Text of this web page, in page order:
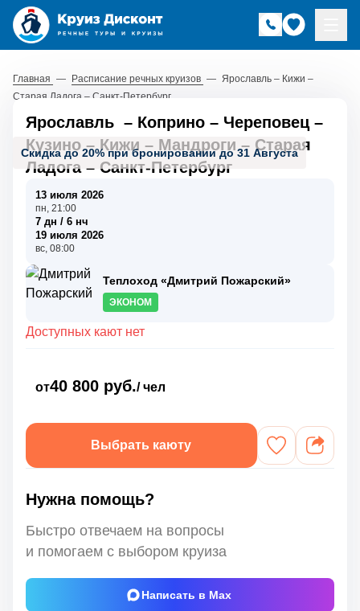
Главная — Расписание речных круизов — Ярославль – Кижи –
Старая Ладога – Санкт-Петербург
Скидка до 20% при бронировании до 31 Августа
Ярославль – Коприно – Череповец–
Кузино–Кижи – Мандроги– Старая
Ладога– Санкт-Петербург
13 июля 2026
пн, 21:00
7 дн / 6 нч
19 июля 2026
вс, 08:00
Теплоход «Дмитрий Пожарский»
ЭКОНОМ
Доступных кают нет
от40 800 руб./ чел
Выбрать каюту
Нужна помощь?
Быстро отвечаем на вопросы
и помогаем с выбором круиза
Написать в Max